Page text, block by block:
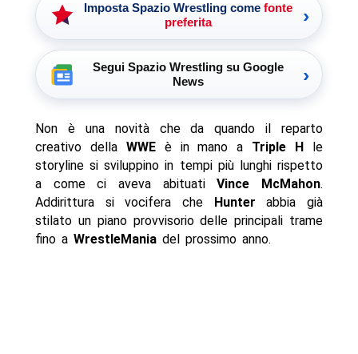
Imposta Spazio Wrestling come fonte
preferita
›
Segui Spazio Wrestling su Google
News
›
Non è una novità che da quando il reparto
creativo della WWEè in mano a Triple H
le
storyline si sviluppino in tempi più lunghi rispetto
a come ci aveva abituatiVince McMahon.
Addirittura si vocifera che
Hunter abbia già
stilato un piano provvisorio delle principali trame
fino a WrestleManiadel prossimo anno.